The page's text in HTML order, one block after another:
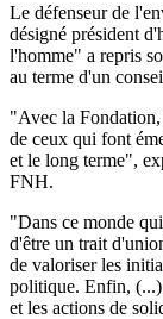
Le défenseur de
désigné président
l'homme" a repris
au terme d'un
"Avec la
de ceux qui font
et le long terme",
FNH.
"Dans ce monde
d'être un trait
de valoriser les
politique. Enfin, (...)
et les actions de